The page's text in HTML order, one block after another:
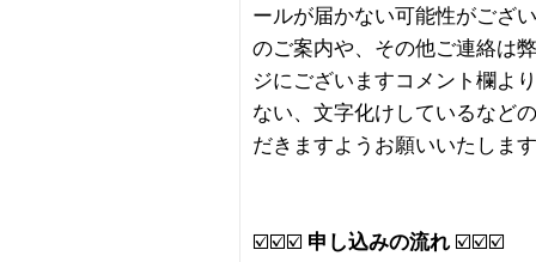
ールが届かない可能性がござ
のご案内や、その他ご連絡は
ジにございますコメント欄よ
ない、文字化けしているなど
だきますようお願いいたしま
☑️☑️☑️ 申し込みの流れ ☑️☑️☑️